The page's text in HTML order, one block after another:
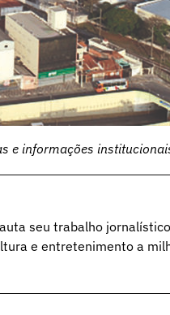
e informações
seu trabalho
e entretenimento a